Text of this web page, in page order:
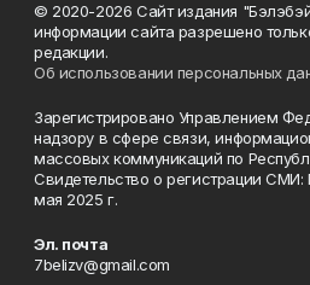
© 2020-2026 Сайт издания
информации сайта разрешено
редакции.
Об использовании персональных
Зарегистрировано Управлением
надзору в сфере связи,
массовых коммуникаций по
Свидетельство о регистрации
мая 2025 г.
Эл. почта
7belizv@gmail.com